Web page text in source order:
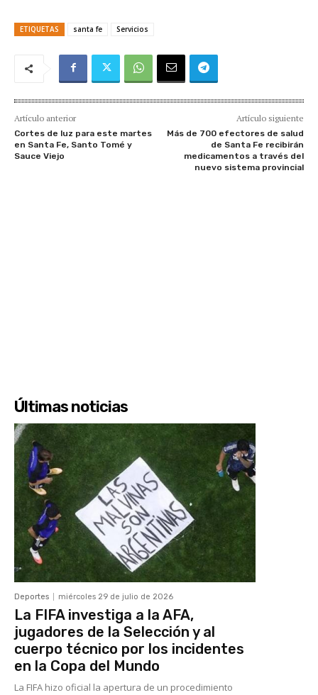
ETIQUETAS santa fe Servicios
Artículo anterior
Cortes de luz para este martes
en Santa Fe, Santo Tomé y
Sauce Viejo
Artículo siguiente
Más de 700 efectores de salud
de Santa Fe recibirán
medicamentos a través del
nuevo sistema provincial
Últimas noticias
Deportes miércoles 29 de julio de 2026
La FIFA investiga a la AFA,
jugadores de la Selección y al
cuerpo técnico por los incidentes
en la Copa del Mundo
La FIFA hizo oficial la apertura de un procedimiento